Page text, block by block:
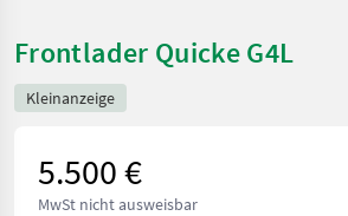
Frontlader Quicke G4L
Kleinanzeige
5.500 €
MwSt nicht ausweisbar